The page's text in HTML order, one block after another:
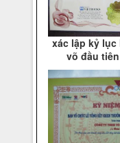
xác lập kỷ lục
võ đầu